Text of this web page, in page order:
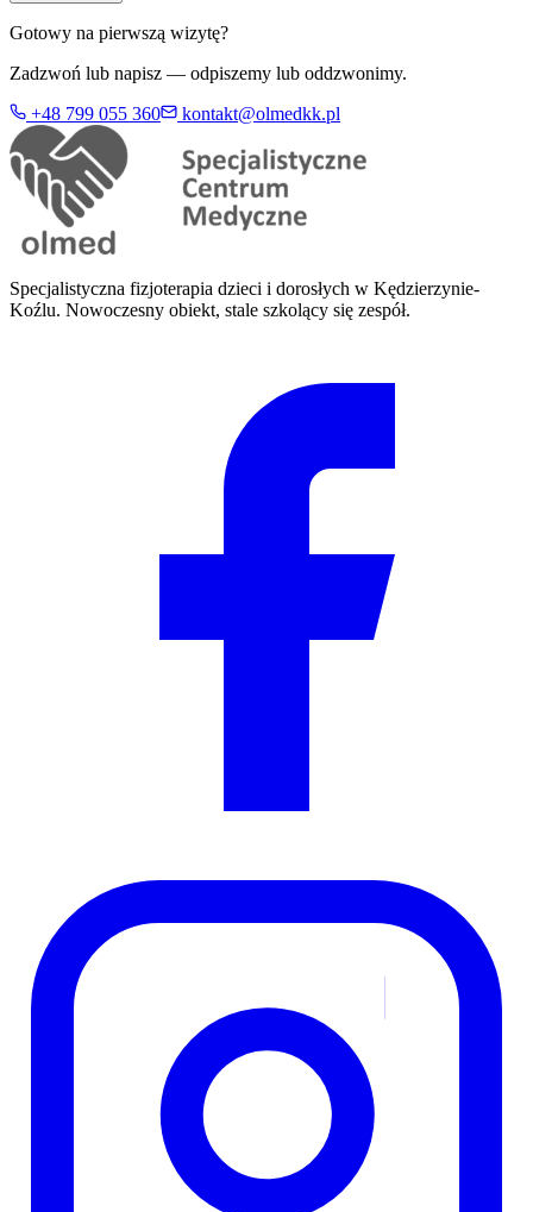
Gotowy na pierwszą wizytę?
Zadzwoń lub napisz — odpiszemy lub oddzwonimy.
+48 799 055 360
kontakt@olmedkk.pl
Specjalistyczna fizjoterapia dzieci i dorosłych w Kędzierzynie-
Koźlu. Nowoczesny obiekt, stale szkolący się zespół.